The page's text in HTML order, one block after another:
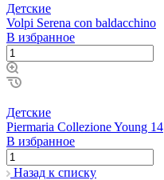
Детские
Volpi Serena con baldacchino
В избранное
Детские
Piermaria Collezione Young 14
В избранное
Назад к списку